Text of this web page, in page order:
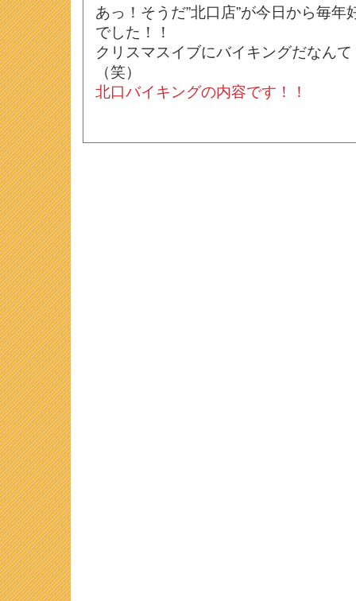
あっ！そうだ”北口店”が今日から毎
でした！！
クリスマスイブにバイキングだなん
（笑）
北口バイキングの内容です！！